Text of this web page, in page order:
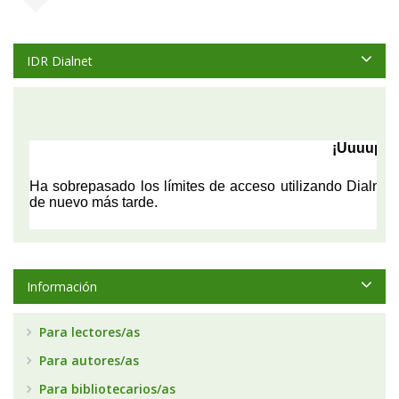
IDR Dialnet
Información
Para lectores/as
Para autores/as
Para bibliotecarios/as